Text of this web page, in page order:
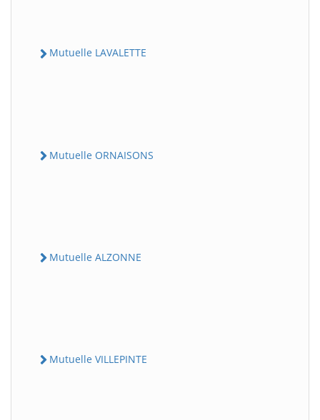
Mutuelle LAVALETTE
Mutuelle ORNAISONS
Mutuelle ALZONNE
Mutuelle VILLEPINTE